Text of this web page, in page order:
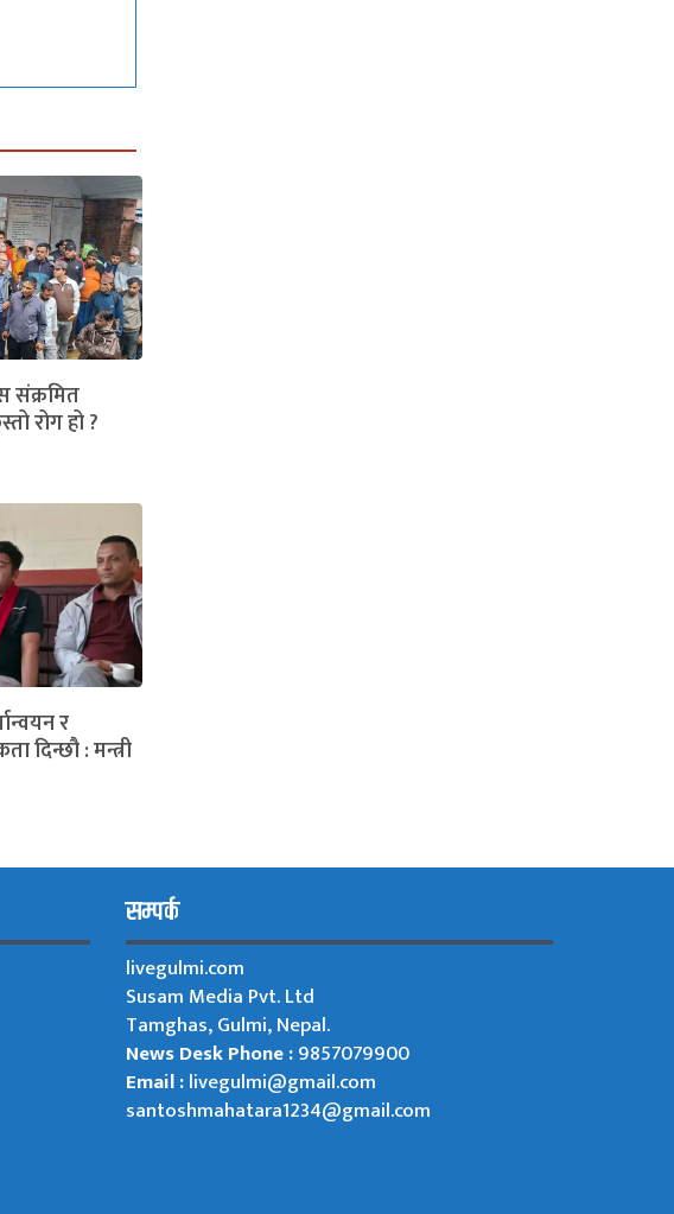
संक्रमित
रोग हो ?
र
दिन्छौ : मन्त्री
सम्पर्क
livegulmi.com
Susam Media Pvt. Ltd
Tamghas, Gulmi, Nepal.
News Desk Phone :9857079900
Email :livegulmi@gmail.com
santoshmahatara1234@gmail.com